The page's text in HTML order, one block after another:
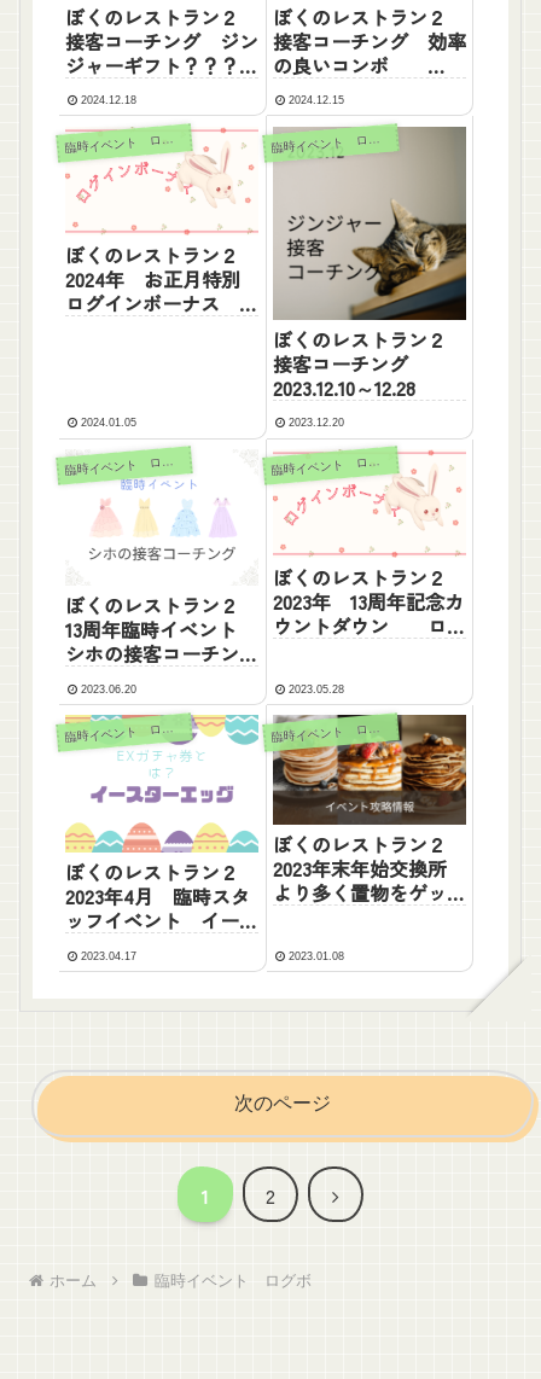
ぼくのレストラン２
接客コーチング ジン
ジャーギフト？？？の
詳細
2024.12.18
ぼくのレストラン２
接客コーチング 効率
の良いコンボ
2024.12.15～12.28
2024.12.15
臨
時イベント ログボ
ぼくのレストラン２
2024年 お正月特別
ログインボーナス 内
2024.01.05
臨
時イベント ログボ
ぼくのレストラン２
接客コーチング
2023.12.10～12.28
2023.12.20
臨
時イベント ログボ
ぼくのレストラン２
13周年臨時イベント
シホの接客コーチン
グ
2023.06.20
臨
時イベント ログボ
ぼくのレストラン２
2023年 13周年記念カ
ウントダウン ログ
2023.05.28
臨
時イベント ログボ
ぼくのレストラン２
2023年4月 臨時スタ
ッフイベント イース
ターエッグ EXガチ
ャ券とは？
2023.04.17
臨
時イベント ログボ
ぼくのレストラン２
2023年末年始交換所
より多く置物をゲット
2023.01.08
次のページ
1 2
次
ホーム 臨時イベント ログボ